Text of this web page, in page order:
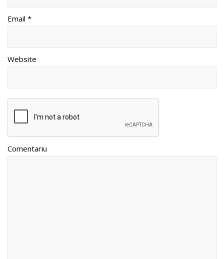
Email *
Website
Comentariu